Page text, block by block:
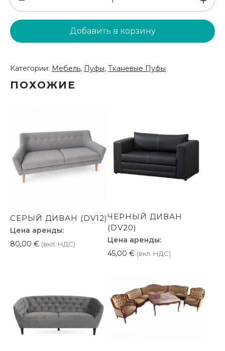
товара
Круглый
пуф
Добавить в корзину
Категории: Мебель, Пуфы, Тканевые Пуфы
ПОХОЖИЕ
СЕРЫЙ ДИВАН (DV12)
Цена аренды:
80,00 € (вкл. НДС)
ЧЕРНЫЙ ДИВАН
(DV20)
Цена аренды:
45,00 € (вкл. НДС)